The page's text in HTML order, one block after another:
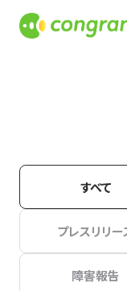
すべて
プレスリリー
障害報告